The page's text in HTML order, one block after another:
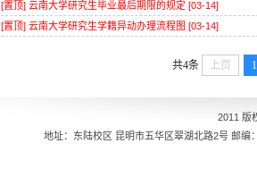
[置顶] 云南大学研究生毕业最后期限的规定 [03-14]
[置顶] 云南大学研究生学籍异动办理流程图 [03-14]
共4条 上页 1
2011 版
地址：东陆校区 昆明市五华区翠湖北路2号 邮编